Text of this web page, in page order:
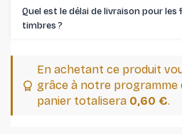
Quel est le délai de livraison pour
timbres ⁠?
En achetant ce produit
grâce à notre programme
panier totalisera 0,60 €.